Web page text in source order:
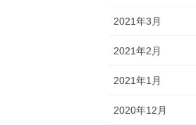
2021年3月
2021年2月
2021年1月
2020年12月